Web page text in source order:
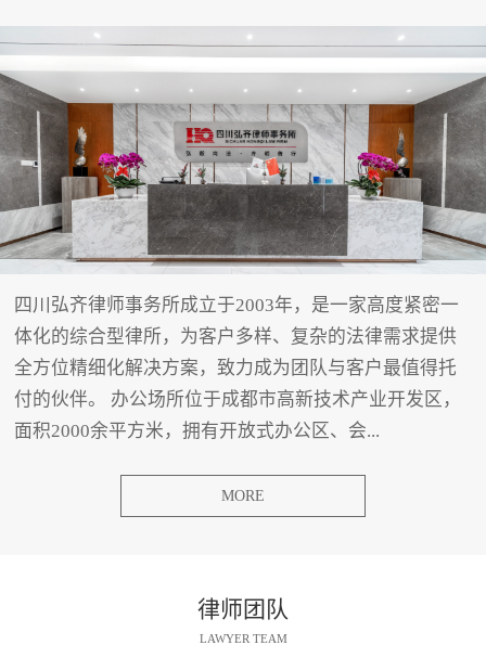
四川弘齐律师事务所成立于2003年，是一家高度紧密一
体化的综合型律所，为客户多样、复杂的法律需求提供
全方位精细化解决方案，致力成为团队与客户最值得托
付的伙伴。 办公场所位于成都市高新技术产业开发区，
面积2000余平方米，拥有开放式办公区、会...
MORE
律师团队
LAWYER TEAM